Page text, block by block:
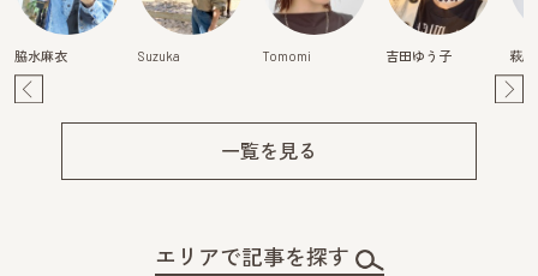
脇水麻衣 Suzuka Tomomi 吉田ゆう子 萩
一覧を見る
エリアで記事を探す